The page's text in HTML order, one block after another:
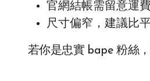
官網結帳需留意運
尺寸偏窄，建議比
若你是忠實 bape 粉絲